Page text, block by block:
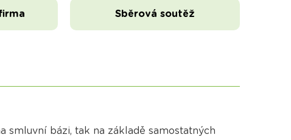
Sběrová soutěž
bázi, tak na základě samostatných